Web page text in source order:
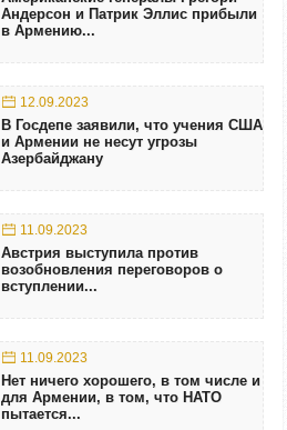
Андерсон и Патрик Эллис прибыли
в Армению...
12.09.2023
В Госдепе заявили, что учения США
и Армении не несут угрозы
Азербайджану
11.09.2023
Австрия выступила против
возобновления переговоров о
вступлении...
11.09.2023
Нет ничего хорошего, в том числе и
для Армении, в том, что НАТО
пытается...